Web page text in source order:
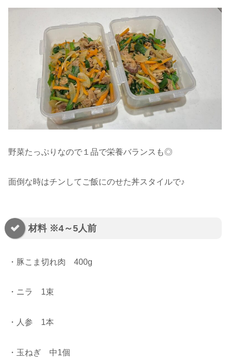
野菜たっぷりなので１品で栄養バランスも◎
面倒な時はチンしてご飯にのせた丼スタイルで♪
材料 ※4～5人前
・豚こま切れ肉 400g
・ニラ 1束
・人参 1本
・玉ねぎ 中1個